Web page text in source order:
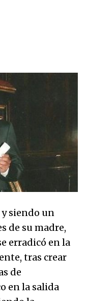
siendo un
de su madre,
erradicó en la
tras crear
de
en la salida